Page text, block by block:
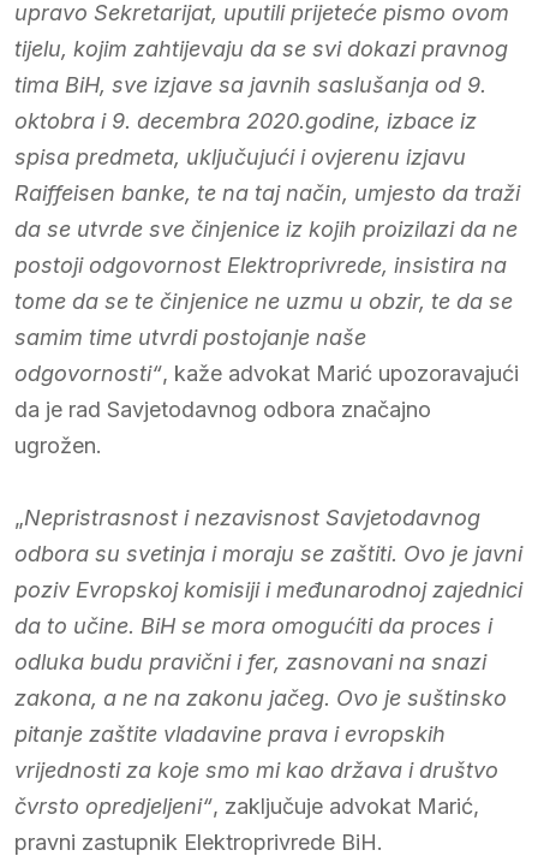
upravo Sekretarijat, uputili prijeteće pismo ovom
tijelu, kojim zahtijevaju da se svi dokazi pravnog
tima BiH, sve izjave sa javnih saslušanja od 9.
oktobra i 9. decembra 2020.godine, izbace iz
spisa predmeta, uključujući i ovjerenu izjavu
Raiffeisen banke, te na taj način, umjesto da traži
da se utvrde sve činjenice iz kojih proizilazi da ne
postoji odgovornost Elektroprivrede, insistira na
tome da se te činjenice ne uzmu u obzir, te da se
samim time utvrdi postojanje naše
odgovornosti“, kaže advokat Marić upozoravajući
da je rad Savjetodavnog odbora značajno
ugrožen.
„Nepristrasnost i nezavisnost Savjetodavnog
odbora su svetinja i moraju se zaštiti. Ovo je javni
poziv Evropskoj komisiji i međunarodnoj zajednici
da to učine. BiH se mora omogućiti da proces i
odluka budu pravični i fer, zasnovani na snazi
zakona, a ne na zakonu jačeg. Ovo je suštinsko
pitanje zaštite vladavine prava i evropskih
vrijednosti za koje smo mi kao država i društvo
čvrsto opredjeljeni“, zaključuje advokat Marić,
pravni zastupnik Elektroprivrede BiH.